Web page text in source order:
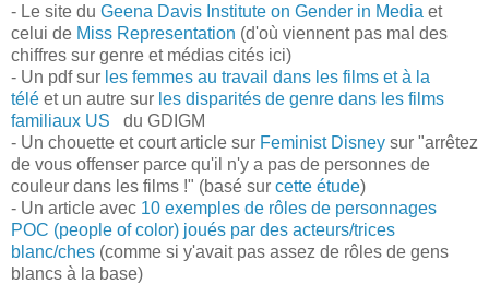
- Le site du Geena Davis Institute on Gender in Media et
celui de Miss Representation (d'où viennent pas mal des
chiffres sur genre et médias cités ici)
- Un pdf sur les femmes au travail dans les films et à la
télé et un autre sur les disparités de genre dans les films
familiaux US du GDIGM
- Un chouette et court article sur Feminist Disney sur "arrêtez
de vous offenser parce qu'il n'y a pas de personnes de
couleur dans les films !" (basé sur cette étude)
- Un article avec 10 exemples de rôles de personnages
POC (people of color) joués par des acteurs/trices
blanc/ches (comme si y'avait pas assez de rôles de gens
blancs à la base)